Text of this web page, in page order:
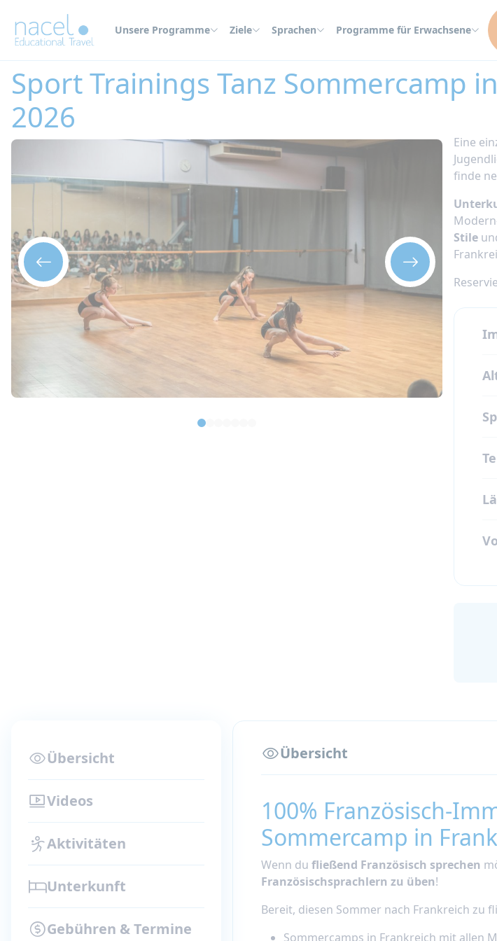
Unsere Programme Ziele Sprachen Programme für Erwachsene
Sport Trainings Tanz Sommercamp
2026
Eine
finde
Stile
Übersicht
Videos
Aktivitäten
Unterkunft
Gebühren & Termine
Übersicht
100% Französisch-
Sommercamp in
Wenn du fließend Französisch sprechen
Französischsprachlern zu üben!
Bereit, diesen Sommer nach Frankreich zu
Sommercamps in Frankreich mit allen